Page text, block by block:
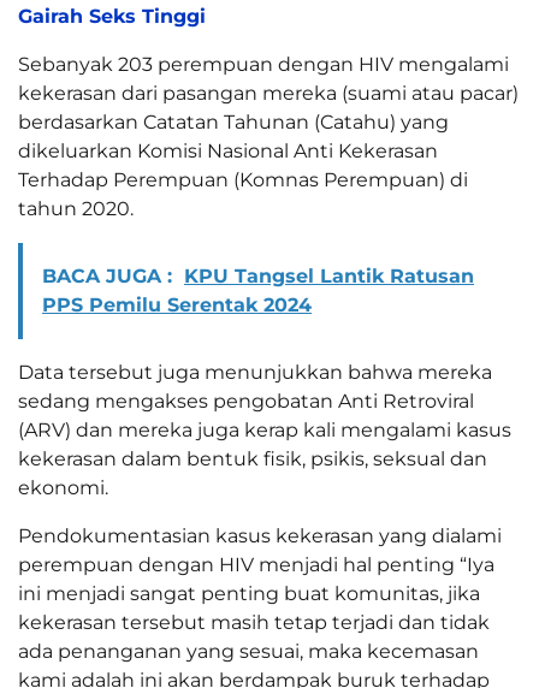
Gairah Seks Tinggi
Sebanyak 203 perempuan dengan HIV mengalami
kekerasan dari pasangan mereka (suami atau pacar)
berdasarkan Catatan Tahunan (Catahu) yang
dikeluarkan Komisi Nasional Anti Kekerasan
Terhadap Perempuan (Komnas Perempuan) di
tahun 2020.
BACA JUGA : KPU Tangsel Lantik Ratusan
PPS Pemilu Serentak 2024
Data tersebut juga menunjukkan bahwa mereka
sedang mengakses pengobatan Anti Retroviral
(ARV) dan mereka juga kerap kali mengalami kasus
kekerasan dalam bentuk fisik, psikis, seksual dan
ekonomi.
Pendokumentasian kasus kekerasan yang dialami
perempuan dengan HIV menjadi hal penting “Iya
ini menjadi sangat penting buat komunitas, jika
kekerasan tersebut masih tetap terjadi dan tidak
ada penanganan yang sesuai, maka kecemasan
kami adalah ini akan berdampak buruk terhadap